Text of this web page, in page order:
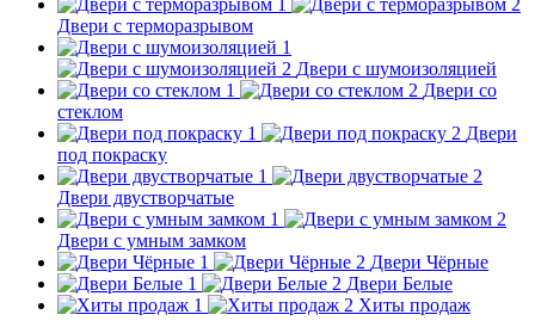
Двери с терморазрывом
Двери с шумоизоляцией
Двери со
стеклом
Двери
под покраску
Двери двустворчатые
Двери с умным замком
Двери Чёрные
Двери Белые
Хиты продаж